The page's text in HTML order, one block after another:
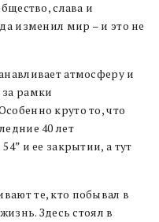
слава и
изменил мир – и это не
атмосферу и
рамки
круто то, что
40 лет
и ее закрытии, а тут
те, кто побывал в
Здесь стоял в